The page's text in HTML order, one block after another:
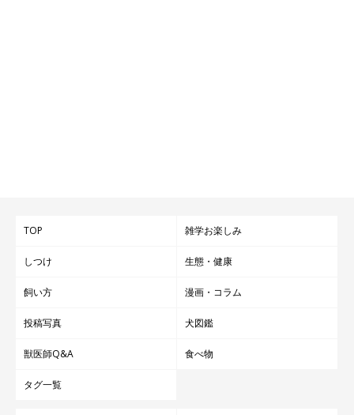
TOP 雑学お楽しみ
しつけ 生態・健康
飼い方 漫画・コラム
投稿写真 犬図鑑
獣医師Q&A 食べ物
タグ一覧